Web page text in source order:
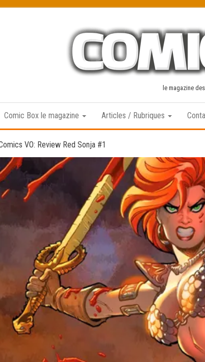
le magazine
Comic Box le magazine Articles / Rubriques
VO: Review Red Sonja #1